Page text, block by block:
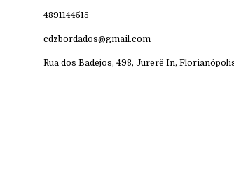
4891144515
cdzbordados@gmail.com
Rua dos Badejos, 498, Jurerê In,